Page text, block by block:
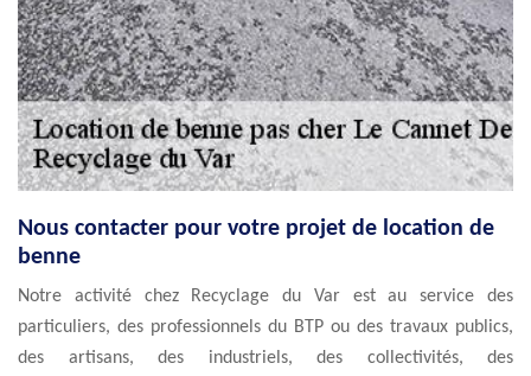
Nous contacter pour votre projet de location de
benne
Notre activité chez Recyclage du Var est au service des
particuliers, des professionnels du BTP ou des travaux publics,
des artisans, des industriels, des collectivités, des